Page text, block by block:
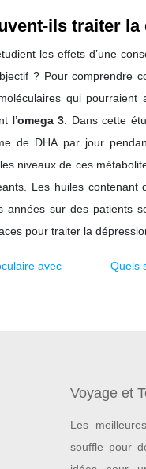
ils traiter
les effets d’une
? Pour comprendre
qui
l’omega 3. Dans cette
de DHA par jour
les niveaux de ces
Les huiles
sur des patients
pour traiter la
avec
Quels
Voyage et
Les
souffle pour